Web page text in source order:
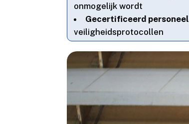
onmogelijk wordt
Gecertificeerd personeel
veiligheidsprotocollen